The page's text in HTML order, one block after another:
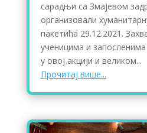
сарадњи са Змајевом
организовали
пакетића 29.12.2021.
ученицима и
у овој акцији и великом...
Прочитај више...